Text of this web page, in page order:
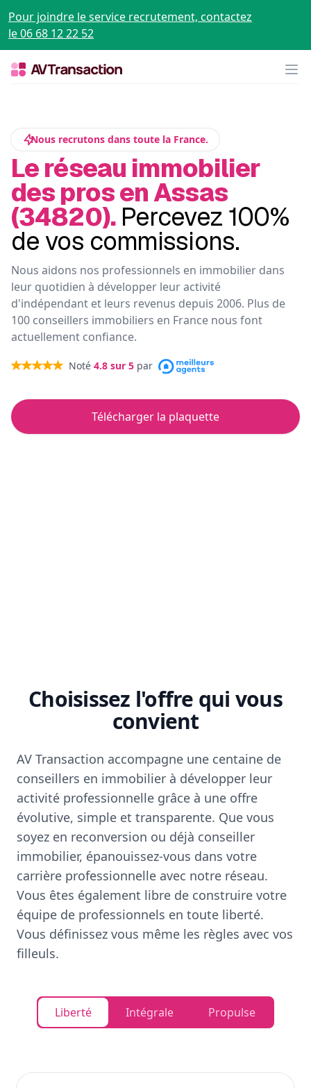
Pour joindre le service recrutement, contactez
le 06 68 12 22 52
Nous recrutons dans toute la France.
Le réseau immobilier
des pros en Assas
(34820). Percevez 100%
de vos commissions.
Nous aidons nos professionnels en immobilier dans
leur quotidien à développer leur activité
d'indépendant et leurs revenus depuis 2006. Plus de
100 conseillers immobiliers en France nous font
actuellement confiance.
Noté 4.8 sur 5 par
Télécharger la plaquette
Choisissez l'offre qui vous
convient
AV Transaction accompagne une centaine de
conseillers en immobilier à développer leur
activité professionnelle grâce à une offre
évolutive, simple et transparente. Que vous
soyez en reconversion ou déjà conseiller
immobilier, épanouissez-vous dans votre
carrière professionnelle avec notre réseau.
Vous êtes également libre de construire votre
équipe de professionnels en toute liberté.
Vous définissez vous même les règles avec vos
filleuls.
Liberté Intégrale Propulse